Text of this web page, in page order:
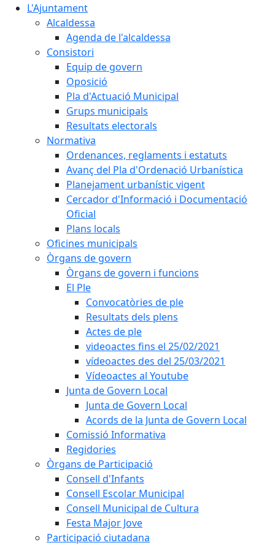
L'Ajuntament
Alcaldessa
Agenda de l'alcaldessa
Consistori
Equip de govern
Oposició
Pla d'Actuació Municipal
Grups municipals
Resultats electorals
Normativa
Ordenances, reglaments i estatuts
Avanç del Pla d'Ordenació Urbanística
Planejament urbanístic vigent
Cercador d'Informació i Documentació
Oficial
Plans locals
Oficines municipals
Òrgans de govern
Òrgans de govern i funcions
El Ple
Convocatòries de ple
Resultats dels plens
Actes de ple
videoactes fins el 25/02/2021
vídeoactes des del 25/03/2021
Vídeoactes al Youtube
Junta de Govern Local
Junta de Govern Local
Acords de la Junta de Govern Local
Comissió Informativa
Regidories
Òrgans de Participació
Consell d'Infants
Consell Escolar Municipal
Consell Municipal de Cultura
Festa Major Jove
Participació ciutadana